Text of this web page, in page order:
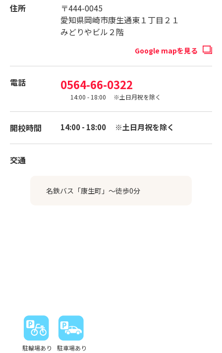
住所
〒444-0045
愛知県岡崎市康生通東１丁目２１
みどりやビル２階
Google mapを見る
電話 0564-66-0322
14:00 - 18:00 ※土日月祝を除く
開校時間 14:00 - 18:00 ※土日月祝を除く
交通
名鉄バス「康生町」～徒歩0分
駐輪場あり 駐車場あり